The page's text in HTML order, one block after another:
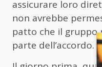
assicurare loro
non avrebbe
patto che il gruppo
parte dell’accordo.